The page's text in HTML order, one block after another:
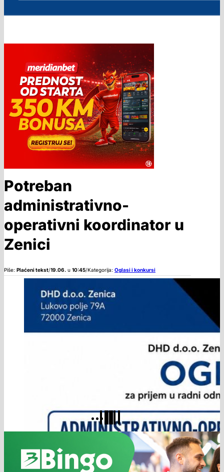
Potreban
administrativno-
operativni koordinator u
Zenici
Piše: Plaćeni tekst/19.06. u 10:45/Kategorija: Oglasi i konkursi